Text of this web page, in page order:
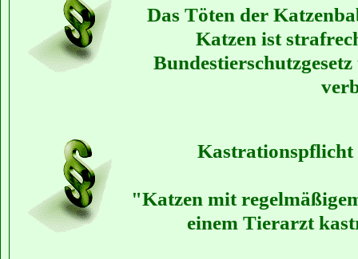
Das Töten der
Katzen ist
Kastrationspflicht
"Katzen mit
einem Tierarzt